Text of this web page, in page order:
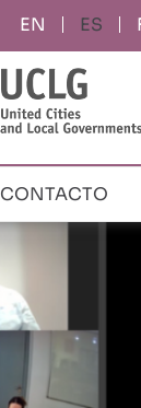
ES
CONTACTO